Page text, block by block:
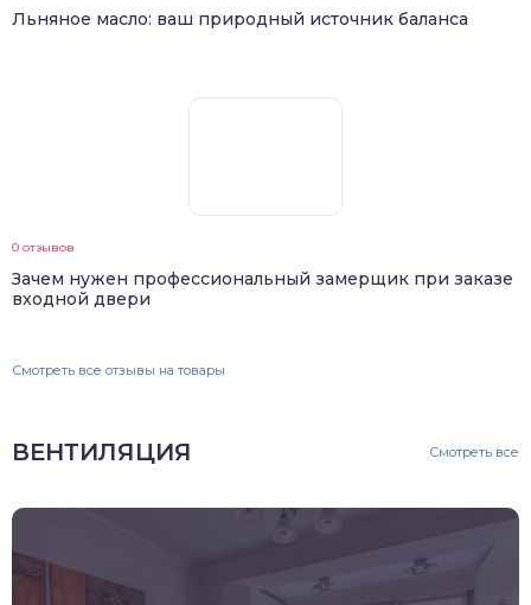
Льняное масло: ваш природный источник баланса
0 отзывов
Зачем нужен профессиональный замерщик при заказе
входной двери
Смотреть все отзывы на товары
ВЕНТИЛЯЦИЯ Смотреть все